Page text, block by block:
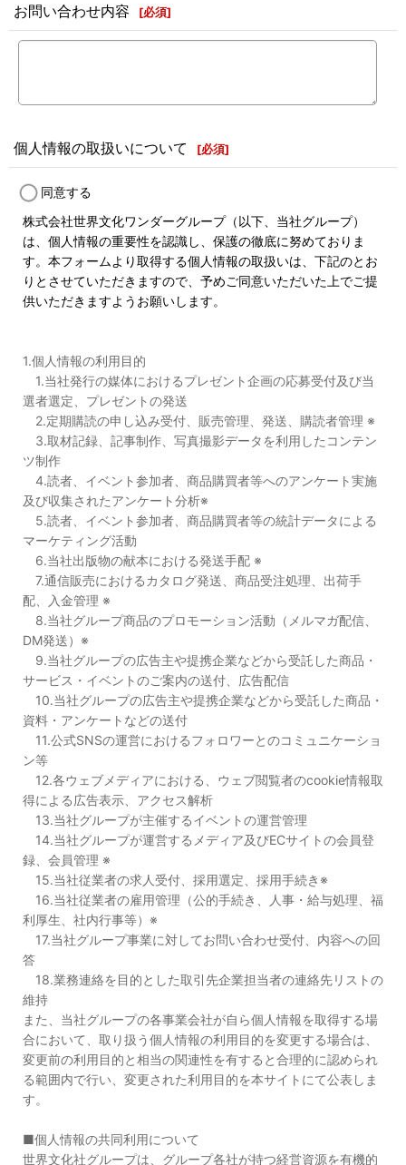
お問い合わせ内容 [必須]
個人情報の取扱いについて [必須]
同意する
株式会社世界文化ワンダーグループ（以下、当社グループ）
は、個人情報の重要性を認識し、保護の徹底に努めておりま
す。本フォームより取得する個人情報の取扱いは、下記のとお
りとさせていただきますので、予めご同意いただいた上でご提
供いただきますようお願いします。
1.個人情報の利用目的
1.当社発行の媒体におけるプレゼント企画の応募受付及び当
選者選定、プレゼントの発送
2.定期購読の申し込み受付、販売管理、発送、購読者管理 ※
3.取材記録、記事制作、写真撮影データを利用したコンテン
ツ制作
4.読者、イベント参加者、商品購買者等へのアンケート実施
及び収集されたアンケート分析※
5.読者、イベント参加者、商品購買者等の統計データによる
マーケティング活動
6.当社出版物の献本における発送手配 ※
7.通信販売におけるカタログ発送、商品受注処理、出荷手
配、入金管理 ※
8.当社グループ商品のプロモーション活動（メルマガ配信、
DM発送）※
9.当社グループの広告主や提携企業などから受託した商品・
サービス・イベントのご案内の送付、広告配信
10.当社グループの広告主や提携企業などから受託した商品・
資料・アンケートなどの送付
11.公式SNSの運営におけるフォロワーとのコミュニケーショ
ン等
12.各ウェブメディアにおける、ウェブ閲覧者のcookie情報取
得による広告表示、アクセス解析
13.当社グループが主催するイベントの運営管理
14.当社グループが運営するメディア及びECサイトの会員登
録、会員管理 ※
15.当社従業者の求人受付、採用選定、採用手続き※
16.当社従業者の雇用管理（公的手続き、人事・給与処理、福
利厚生、社内行事等）※
17.当社グループ事業に対してお問い合わせ受付、内容への回
答
18.業務連絡を目的とした取引先企業担当者の連絡先リストの
維持
また、当社グループの各事業会社が自ら個人情報を取得する場
合において、取り扱う個人情報の利用目的を変更する場合は、
変更前の利用目的と相当の関連性を有すると合理的に認められ
る範囲内で行い、変更された利用目的を本サイトにて公表しま
す。
■個人情報の共同利用について
世界文化社グループは、グループ各社が持つ経営資源を有機的